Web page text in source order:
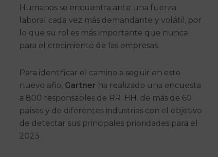
Humanos se encuentra ante una fuerza
laboral cada vez más demandante y volátil, por
lo que su rol es más importante que nunca
para el crecimiento de las empresas.
Para identificar el camino a seguir en este
nuevo año, Gartner ha realizado una encuesta
a 800 responsables de RR. HH. de más de 60
países y de diferentes industrias con el objetivo
de detectar sus principales prioridades para el
2023.